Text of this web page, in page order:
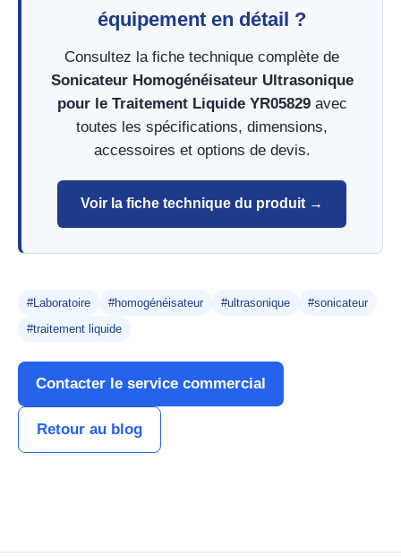
équipement en détail ?
Consultez la fiche technique complète de
Sonicateur Homogénéisateur Ultrasonique
pour le Traitement Liquide YR05829avec
toutes les spécifications, dimensions,
accessoires et options de devis.
Voir la fiche technique du produit →
#Laboratoire #homogénéisateur #ultrasonique
#sonicateur
#traitement liquide
Contacter le service commercial
Retour au blog